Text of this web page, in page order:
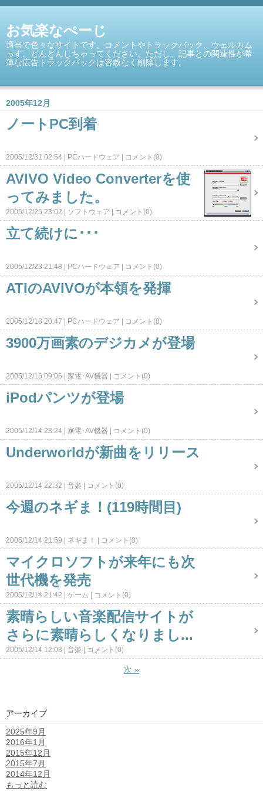
お気楽なぺーじ
適当で色々なサイトです。コメントやトラックバック、ウェルカム
っす。どんどんしちゃってください。ただし、記事との関連性が希
薄な広告トラックバックは容赦なく削除します。
2005年12月
ノートPC到着
2005/12/31 02:54 PCハードウェア コメント(0)
AVIVO Video Converterを使
ってみました。
2005/12/25 23:02 ソフトウェア コメント(0)
立て続けに･･･
2005/12/23 21:48 PCハードウェア コメント(0)
ATIのAVIVOが本領を発揮
2005/12/18 20:47 PCハードウェア コメント(0)
3900万画素のデジカメが登場
2005/12/15 09:05 家電･AV機器 コメント(0)
iPodパンツが登場
2005/12/14 23:24 家電･AV機器 コメント(0)
Underworldが新曲をリリース
2005/12/14 22:32 音楽 コメント(0)
今週のネギま！(119時間目)
2005/12/14 21:59 ネギま！ コメント(0)
マイクロソフトが来年にも次
世代機を発売
2005/12/14 21:42 ゲーム コメント(0)
素晴らしい音楽配信サイトが
さらに素晴らしくなりまし...
2005/12/14 12:03 音楽 コメント(0)
次 »
アーカイブ
2025年9月
2016年1月
2015年12月
2015年7月
2014年12月
もっと読む